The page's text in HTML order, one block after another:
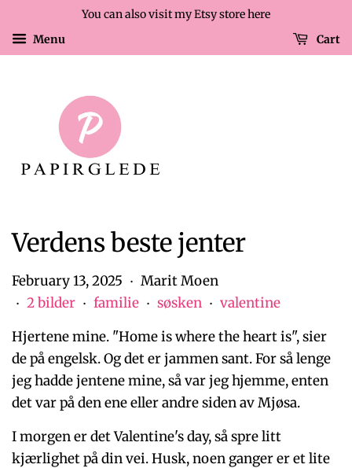
You can also visit my Etsy store here
Menu
Cart
Verdens beste jenter
February 13, 2025 • Marit Moen
• 2 bilder • familie • søsken •
valentine
Hjertene mine. "Home is where the heart is", sier
de på engelsk. Og det er jammen sant. For så lenge
jeg hadde jentene mine, så var jeg hjemme, enten
det var på den ene eller andre siden av Mjøsa.
I morgen er det Valentine's day, så spre litt
kjærlighet på din vei. Husk, noen ganger er et lite